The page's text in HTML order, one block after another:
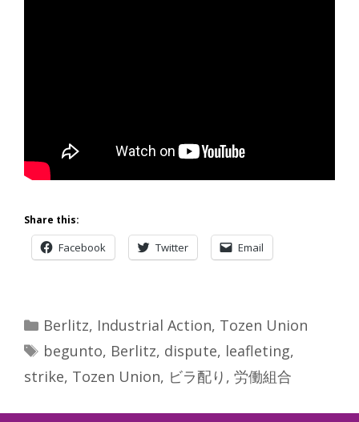
Share this:
Facebook Twitter Email
Categories
Berlitz, Industrial Action, Tozen Union
Tags
begunto, Berlitz, dispute, leafleting,
strike, Tozen Union, ビラ配り , 労働組合